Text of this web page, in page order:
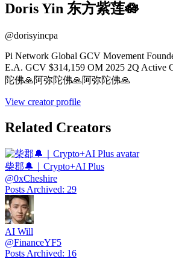
Doris Yin 东方紫莲🪷
@dorisyincpa
Pi Network Global GCV Movement
E.A. GCV $314,159 OM 2025 2Q Active
陀佛🙏阿弥陀佛🙏阿弥陀佛🙏
View creator profile
Related Creators
柴郡🔔｜Crypto+AI Plus
@0xCheshire
Posts Archived: 29
AI Will
@FinanceYF5
Posts Archived: 16